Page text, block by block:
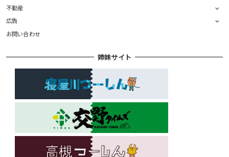
不動産
広告
お問い合わせ
姉妹サイト